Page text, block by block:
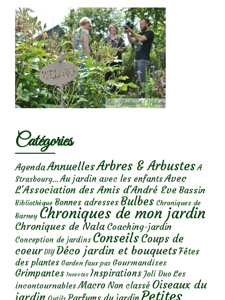
Catégories
AgendaAnnuellesArbres & Arbustes A
Strasbourg... Au jardin avec les enfantsAvec
L'Association des Amis d'André Eve Bassin
Bibliothèque Bonnes adresses Bulbes Chroniques de
Barney Chroniques de mon jardin
Chroniques de Nala Coaching-jardin
Conception de jardins ConseilsCoups de
coeur DIY Déco jardin et bouquetsFêtes
des plantes Garden faux pas Gourmandises
Grimpantes Insectes Inspirations Joli Duo Les
incontournables Macro Non classé Oiseaux du
jardin
Petites